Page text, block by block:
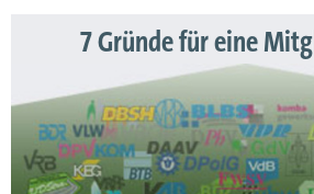
7 Gründe für eine